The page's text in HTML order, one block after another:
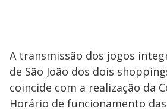
A transmissão dos jogos
de São João dos dois
coincide com a realização da
Horário de funcionamento